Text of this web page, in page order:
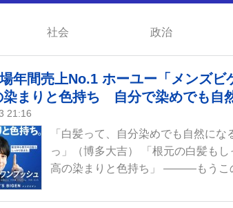
社会 政治
年間売上No.1 ホーユー「メンズ
染まりと色持ち 自分で染めでも自
21:16
「白髪って、自分染めでも自然に
っ」（博多大吉） 「根元の白髪も
高の染まりと色持ち」 ―――もうこ